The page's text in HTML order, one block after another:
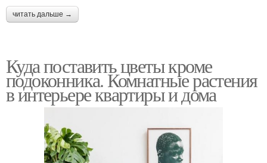
читать дальше →
Куда поставить цветы кроме
подоконника. Комнатные растения
в интерьере квартиры и дома